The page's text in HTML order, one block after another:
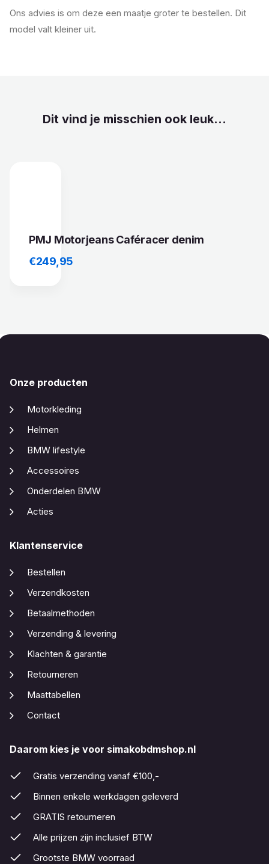
Ons advies is om deze een maatje groter te bestellen. Dit
model valt kleiner uit.
Dit vind je misschien ook leuk...
PMJ Motorjeans Caféracer denim
€249,95
Onze producten
Motorkleding
Helmen
BMW lifestyle
Accessoires
Onderdelen BMW
Acties
Klantenservice
Bestellen
Verzendkosten
Betaalmethoden
Verzending & levering
Klachten & garantie
Retourneren
Maattabellen
Contact
Daarom kies je voor simakobdmshop.nl
Gratis verzending vanaf €100,-
Binnen enkele werkdagen geleverd
GRATIS retourneren
Alle prijzen zijn inclusief BTW
Grootste BMW voorraad